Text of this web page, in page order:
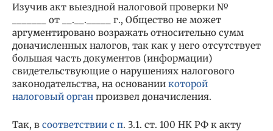
Изучив акт выездной налоговой проверки №
_______ от __.__._____ г., Общество не может
аргументировано возражать относительно сумм
доначисленных налогов, так как у него отсутствует
большая часть документов (информации)
свидетельствующие о нарушениях налогового
законодательства, на основании которой
налоговый орган произвел доначисления.
Так, в соответствии с п. 3.1. ст. 100 НК РФ к акту